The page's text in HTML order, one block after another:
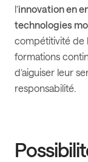
l’innovation en
technologies
compétitivité de
formations
d’aiguiser leur
responsabilité.